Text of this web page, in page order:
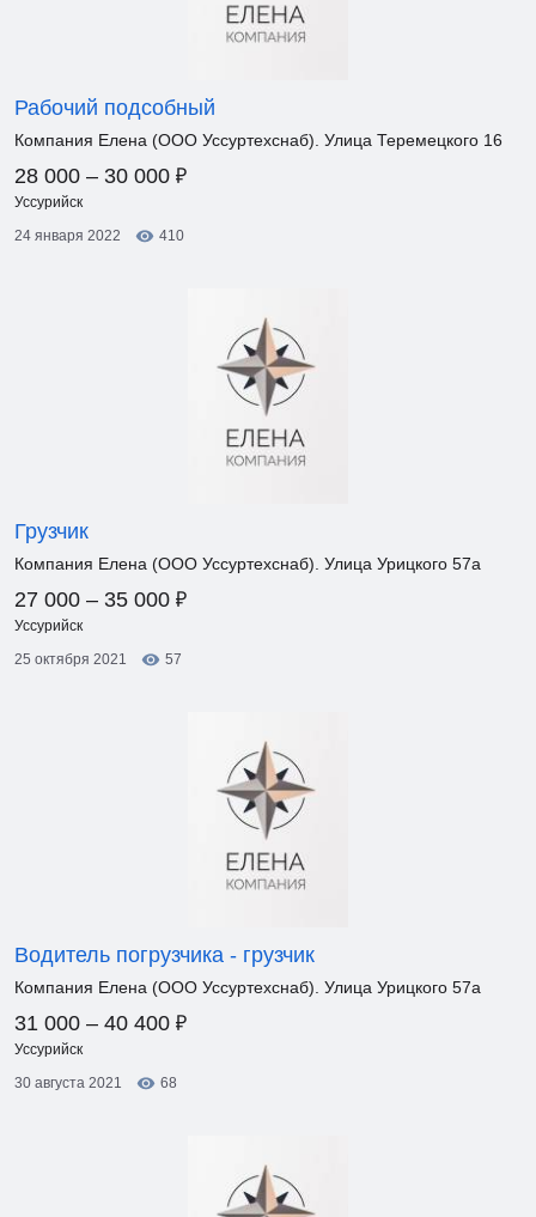
Рабочий подсобный
Компания Елена (ООО Уссуртехснаб). Улица Теремецкого 16
28 000 – 30 000 ₽
Уссурийск
24 января 2022
410
Грузчик
Компания Елена (ООО Уссуртехснаб). Улица Урицкого 57а
27 000 – 35 000 ₽
Уссурийск
25 октября 2021
57
Водитель погрузчика - грузчик
Компания Елена (ООО Уссуртехснаб). Улица Урицкого 57а
31 000 – 40 400 ₽
Уссурийск
30 августа 2021
68